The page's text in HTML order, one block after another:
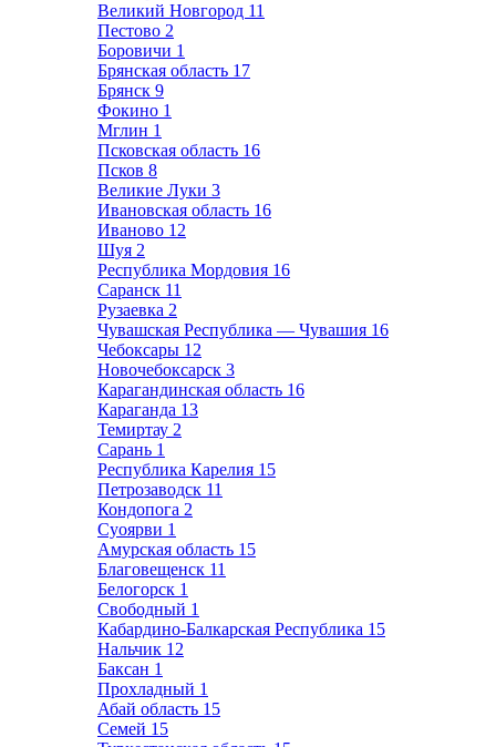
Великий Новгород 11
Пестово 2
Боровичи 1
Брянская область 17
Брянск 9
Фокино 1
Мглин 1
Псковская область 16
Псков 8
Великие Луки 3
Ивановская область 16
Иваново 12
Шуя 2
Республика Мордовия 16
Саранск 11
Рузаевка 2
Чувашская Республика — Чувашия 16
Чебоксары 12
Новочебоксарск 3
Карагандинская область 16
Караганда 13
Темиртау 2
Сарань 1
Республика Карелия 15
Петрозаводск 11
Кондопога 2
Суоярви 1
Амурская область 15
Благовещенск 11
Белогорск 1
Свободный 1
Кабардино-Балкарская Республика 15
Нальчик 12
Баксан 1
Прохладный 1
Абай область 15
Семей 15